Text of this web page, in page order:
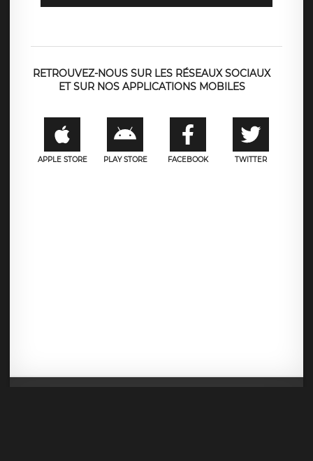
RETROUVEZ-NOUS SUR LES RÉSEAUX SOCIAUX
ET SUR NOS APPLICATIONS MOBILES
APPLE STORE PLAY STORE FACEBOOK TWITTER